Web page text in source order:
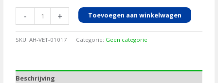
-
Agrochemica
Spray
200ml
+ Toevoegen aan winkelwagen
SKU:AH-VET-01017 Categorie: Geen categorie
Beschrijving